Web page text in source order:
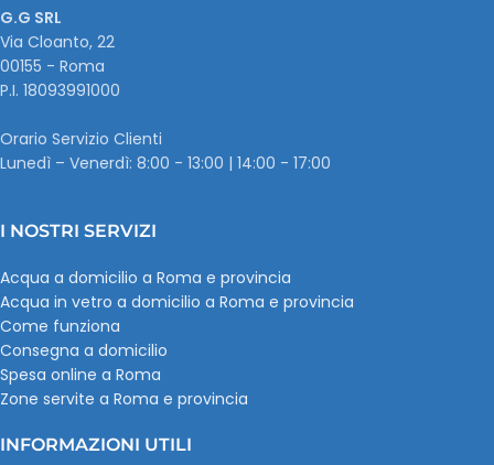
G.G SRL
Via Cloanto, 22
00155 - Roma
P.I. ‭18093991000
Orario Servizio Clienti
Lunedì – Venerdì: 8:00 - 13:00 | 14:00 - 17:00
I NOSTRI SERVIZI
Acqua a domicilio a Roma e provincia
Acqua in vetro a domicilio a Roma e provincia
Come funziona
Consegna a domicilio
Spesa online a Roma
Zone servite a Roma e provincia
INFORMAZIONI UTILI